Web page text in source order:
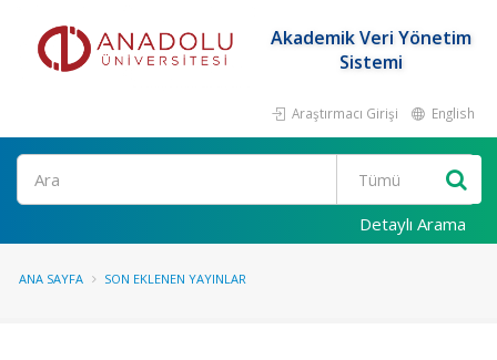
Akademik Veri Yönetim
Sistemi
Araştırmacı Girişi English
Ara
Detaylı Arama
ANA SAYFA SON EKLENEN YAYINLAR